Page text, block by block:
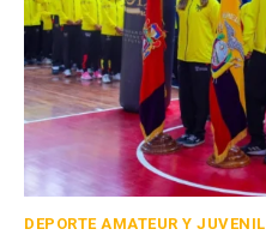
DEPORTE AMATEUR Y JUVENIL